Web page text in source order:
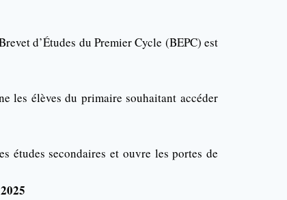
d’Études du Premier Cycle (BEPC) est
les élèves du primaire souhaitant accéder
études secondaires et ouvre les portes de